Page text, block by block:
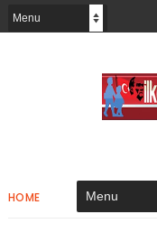
HOME